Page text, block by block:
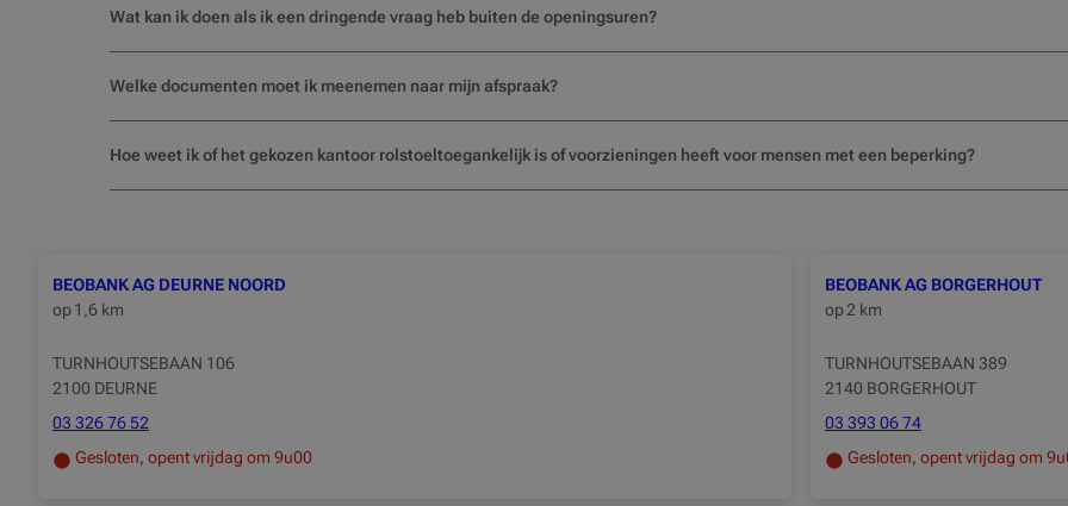
Wat kan ik doen als ik een dringende vraag heb buiten de openingsuren?
Welke documenten moet ik meenemen naar mijn afspraak?
Hoe weet ik of het gekozen kantoor rolstoeltoegankelijk is of voorzieningen heeft voor mensen met een beperking?
BEOBANK AG DEURNE NOORD
op1,6 km
TURNHOUTSEBAAN 106
2100 DEURNE
03 326 76 52
Gesloten, opent vrijdag om 9u00
BEOBANK AG BORGERHOUT
op2 km
TURNHOUTSEBAAN 389
2140 BORGERHOUT
03 393 06 74
Gesloten, opent vrijdag om